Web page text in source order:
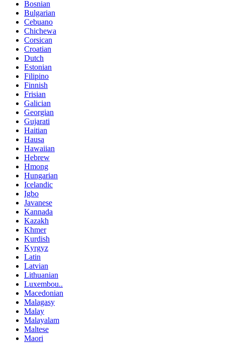
Bosnian
Bulgarian
Cebuano
Chichewa
Corsican
Croatian
Dutch
Estonian
Filipino
Finnish
Frisian
Galician
Georgian
Gujarati
Haitian
Hausa
Hawaiian
Hebrew
Hmong
Hungarian
Icelandic
Igbo
Javanese
Kannada
Kazakh
Khmer
Kurdish
Kyrgyz
Latin
Latvian
Lithuanian
Luxembou..
Macedonian
Malagasy
Malay
Malayalam
Maltese
Maori